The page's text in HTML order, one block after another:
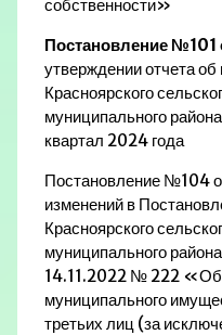
собственности»
Постановление №101
утверждении отчета
Красноярского
муниципального
квартал 2024 года
Постановление №104
изменений в
Красноярского
муниципального
14.11.2022 № 222 «Об
муниципального
третьих лиц (за